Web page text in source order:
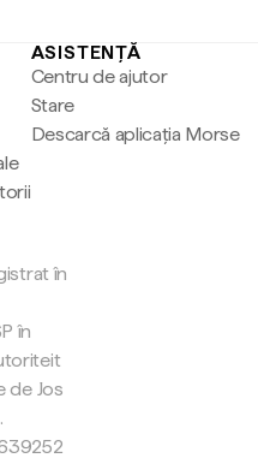
ASISTENȚĂ
Centru de ajutor
Stare
Descarcă aplicația Morse
în
în
de Jos